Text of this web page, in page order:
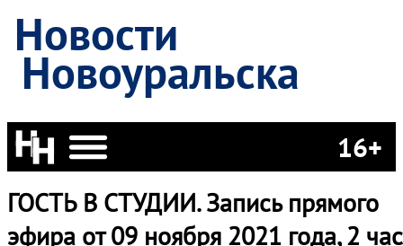
Новости
Новоуральска
16+
ГОСТЬ В СТУДИИ. Запись прямого
эфира от 09 ноября 2021 года, 2